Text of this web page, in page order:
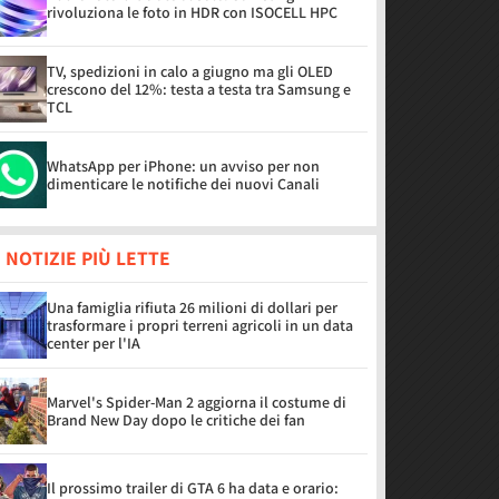
rivoluziona le foto in HDR con ISOCELL HPC
TV, spedizioni in calo a giugno ma gli OLED
crescono del 12%: testa a testa tra Samsung e
TCL
WhatsApp per iPhone: un avviso per non
dimenticare le notifiche dei nuovi Canali
NOTIZIE PIÙ LETTE
Una famiglia rifiuta 26 milioni di dollari per
trasformare i propri terreni agricoli in un data
center per l'IA
Marvel's Spider-Man 2 aggiorna il costume di
Brand New Day dopo le critiche dei fan
Il prossimo trailer di GTA 6 ha data e orario: